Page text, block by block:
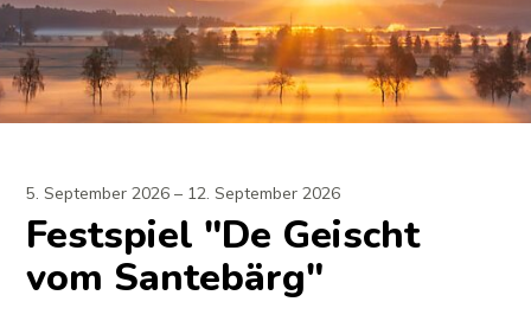
Festspiel "De Geischt
vom Santebärg"
5. September 2026 – 12. September 2026